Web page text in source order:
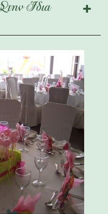
Ίδια